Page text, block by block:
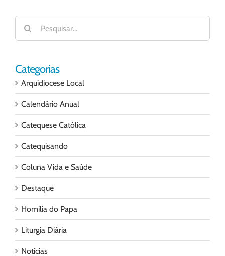
Buscar
resultados
para:
Categorias
Arquidiocese Local
Calendário Anual
Catequese Católica
Catequisando
Coluna Vida e Saúde
Destaque
Homilia do Papa
Liturgia Diária
Notícias